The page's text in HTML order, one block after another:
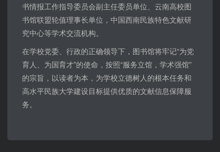
书情报工作指导委员会副主任委员单位、云南高校图
书馆联盟轮值理事长单位，中国西南民族特色文献研
究中心等学术交流机构。
在学校党委、行政的正确领导下，图书馆将牢记“为党
育人、为国育才”的使命，按照“服务立馆，学术强馆”
的宗旨，以读者为本，为学校立德树人的根本任务和
高水平民族大学建设目标提供优质的文献信息保障服
务。